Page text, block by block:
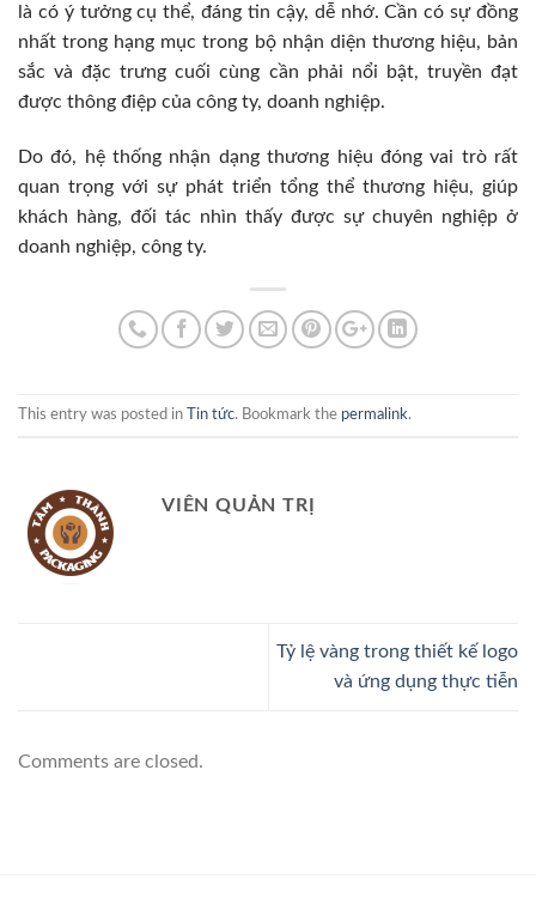
là có ý tưởng cụ thể, đáng tin cậy, dễ nhớ. Cần có sự đồng
nhất trong hạng mục trong bộ nhận diện thương hiệu, bản
sắc và đặc trưng cuối cùng cần phải nổi bật, truyền đạt
được thông điệp của công ty, doanh nghiệp.
Do đó, hệ thống nhận dạng thương hiệu đóng vai trò rất
quan trọng với sự phát triển tổng thể thương hiệu, giúp
khách hàng, đối tác nhìn thấy được sự chuyên nghiệp ở
doanh nghiệp, công ty.
This entry was posted in Tin tức. Bookmark the permalink.
VIÊN QUẢN TRỊ
Tỷ lệ vàng trong thiết kế logo
và ứng dụng thực tiễn
Comments are closed.